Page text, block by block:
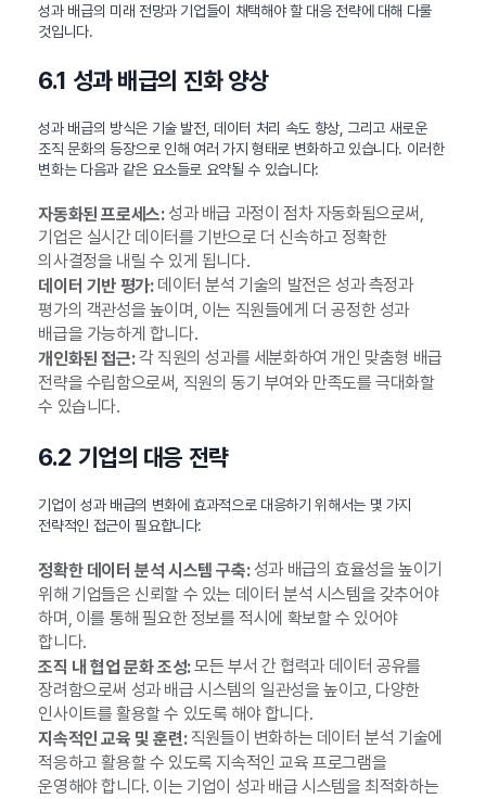
성과 배급의 미래 전망과 기업들이 채택해야 할 대응 전략에 대해 다룰
것입니다.
6.1 성과 배급의 진화 양상
성과 배급의 방식은 기술 발전, 데이터 처리 속도 향상, 그리고 새로운
조직 문화의 등장으로 인해 여러 가지 형태로 변화하고 있습니다. 이러한
변화는 다음과 같은 요소들로 요약될 수 있습니다:
자동화된 프로세스:성과 배급 과정이 점차 자동화됨으로써,
기업은 실시간 데이터를 기반으로 더 신속하고 정확한
의사결정을 내릴 수 있게 됩니다.
데이터 기반 평가:데이터 분석 기술의 발전은 성과 측정과
평가의 객관성을 높이며, 이는 직원들에게 더 공정한 성과
배급을 가능하게 합니다.
개인화된 접근:각 직원의 성과를 세분화하여 개인 맞춤형 배급
전략을 수립함으로써, 직원의 동기 부여와 만족도를 극대화할
수 있습니다.
6.2 기업의 대응 전략
기업이 성과 배급의 변화에 효과적으로 대응하기 위해서는 몇 가지
전략적인 접근이 필요합니다:
정확한 데이터 분석 시스템 구축:성과 배급의 효율성을 높이기
위해 기업들은 신뢰할 수 있는 데이터 분석 시스템을 갖추어야
하며, 이를 통해 필요한 정보를 적시에 확보할 수 있어야
합니다.
조직 내 협업 문화 조성:모든 부서 간 협력과 데이터 공유를
장려함으로써 성과 배급 시스템의 일관성을 높이고, 다양한
인사이트를 활용할 수 있도록 해야 합니다.
지속적인 교육 및 훈련:직원들이 변화하는 데이터 분석 기술에
적응하고 활용할 수 있도록 지속적인 교육 프로그램을
운영해야 합니다. 이는 기업이 성과 배급 시스템을 최적화하는